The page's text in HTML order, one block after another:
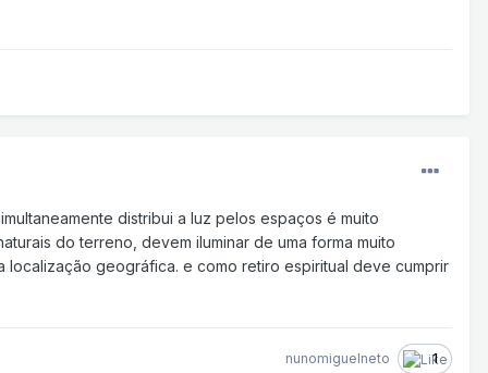
distribui a luz pelos espaços é muito
do terreno, devem iluminar de uma forma muito
geográfica. e como retiro espiritual deve cumprir
nunomiguelneto 1